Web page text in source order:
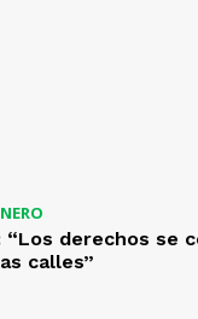
“Los derechos se
calles”